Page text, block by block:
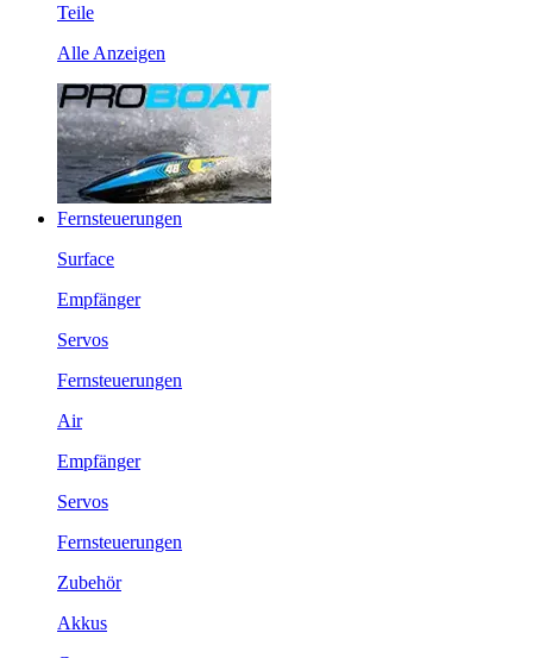
Teile
Alle Anzeigen
Fernsteuerungen
Surface
Empfänger
Servos
Fernsteuerungen
Air
Empfänger
Servos
Fernsteuerungen
Zubehör
Akkus